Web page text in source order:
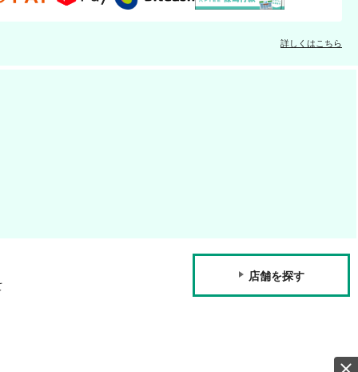
詳しくはこちら
店舗を探す